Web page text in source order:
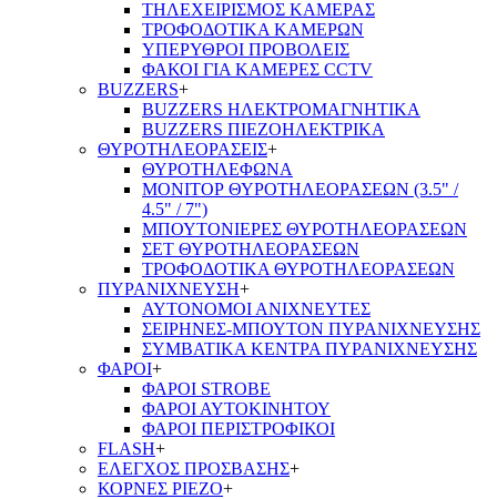
ΤΗΛΕΧΕΙΡΙΣΜΟΣ ΚΑΜΕΡΑΣ
ΤΡΟΦΟΔΟΤΙΚΑ ΚΑΜΕΡΩΝ
ΥΠΕΡΥΘΡΟΙ ΠΡΟΒΟΛΕΙΣ
ΦΑΚΟΙ ΓΙΑ ΚΑΜΕΡΕΣ CCTV
BUZZERS+
BUZZERS ΗΛΕΚΤΡΟΜΑΓΝΗΤΙΚΑ
BUZZERS ΠΙΕΖΟΗΛΕΚΤΡΙΚΑ
ΘΥΡΟΤΗΛΕΟΡΑΣΕΙΣ+
ΘΥΡΟΤΗΛΕΦΩΝΑ
ΜΟΝΙΤΟΡ ΘΥΡΟΤΗΛΕΟΡΑΣΕΩΝ (3.5" /
4.5" / 7")
ΜΠΟΥΤΟΝΙΕΡΕΣ ΘΥΡΟΤΗΛΕΟΡΑΣΕΩΝ
ΣΕΤ ΘΥΡΟΤΗΛΕΟΡΑΣΕΩΝ
ΤΡΟΦΟΔΟΤΙΚΑ ΘΥΡΟΤΗΛΕΟΡΑΣΕΩΝ
ΠΥΡΑΝΙΧΝΕΥΣΗ+
ΑΥΤΟΝΟΜΟΙ ΑΝΙΧΝΕΥΤΕΣ
ΣΕΙΡΗΝΕΣ-ΜΠΟΥΤΟΝ ΠΥΡΑΝΙΧΝΕΥΣΗΣ
ΣΥΜΒΑΤΙΚΑ ΚΕΝΤΡΑ ΠΥΡΑΝΙΧΝΕΥΣΗΣ
ΦΑΡΟΙ+
ΦΑΡΟΙ STROBE
ΦΑΡΟΙ ΑΥΤΟΚΙΝΗΤΟΥ
ΦΑΡΟΙ ΠΕΡΙΣΤΡΟΦΙΚΟΙ
FLASH+
ΕΛΕΓΧΟΣ ΠΡΟΣΒΑΣΗΣ+
ΚΟΡΝΕΣ PIEZO+